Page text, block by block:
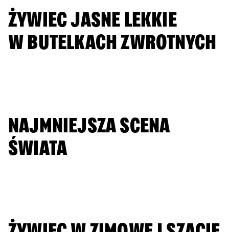
ŻYWIEC JASNE LEKKIE
W BUTELKACH ZWROTNYCH
NAJMNIEJSZA SCENA
ŚWIATA